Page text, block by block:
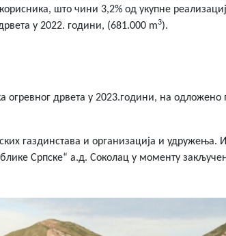
што чини 3,2% од укупне
у 2022. години, (681.000 m3).
огревног дрвета у 2023.години, на
газдинстава и организација и удружења.
Српске“ а.д. Соколац у моменту